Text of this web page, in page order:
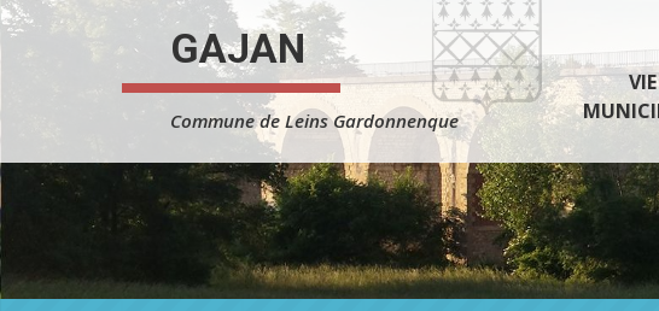
Skip to content
GAJAN
Commune de Leins Gardonnenque
VIE